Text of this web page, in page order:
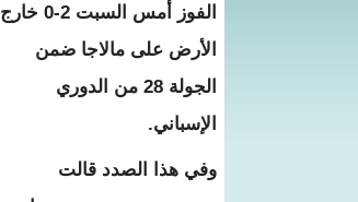
الفوز أمس السبت 2-0 خارج
الأرض على مالاجا ضمن
الجولة 28 من الدوري
الإسباني.
وفي هذا الصدد قالت